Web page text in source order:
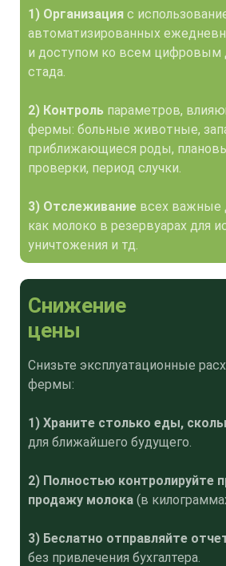
1) Организация с
автоматизированных
и доступом ко всем цифровым
стада.
2) Контроль параметров,
фермы: больные животные,
приближающиеся роды,
проверки, период случки.
3) Отслеживание всех важные
как молоко в резервуарах для
уничтожения и тд.
Снижение
цены
Снизьте эксплуатационные
фермы:
1) Храните столько еды,
для ближайшего будущего.
2) Полностью контролируйте
продажу молока (в
3) Беслатно отправляйте
без привлечения бухгалтера.